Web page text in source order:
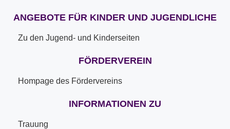
ANGEBOTE FÜR KINDER UND JUGENDLICHE
Zu den Jugend- und Kinderseiten
FÖRDERVEREIN
Hompage des Fördervereins
INFORMATIONEN ZU
Trauung